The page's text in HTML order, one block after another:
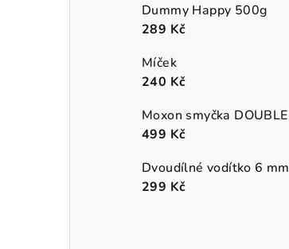
Dummy Happy 500g
289 Kč
Míček
240 Kč
499 Kč
Dvoudílné vodítko 6 mm
299 Kč